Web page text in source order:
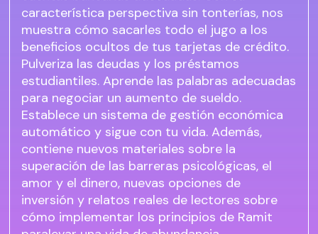
característica perspectiva sin tonterías, nos
muestra cómo sacarles todo el jugo a los
beneficios ocultos de tus tarjetas de crédito.
Pulveriza las deudas y los préstamos
estudiantiles. Aprende las palabras adecuadas
para negociar un aumento de sueldo.
Establece un sistema de gestión económica
automático y sigue con tu vida. Además,
contiene nuevos materiales sobre la
superación de las barreras psicológicas, el
amor y el dinero, nuevas opciones de
inversión y relatos reales de lectores sobre
cómo implementar los principios de Ramit